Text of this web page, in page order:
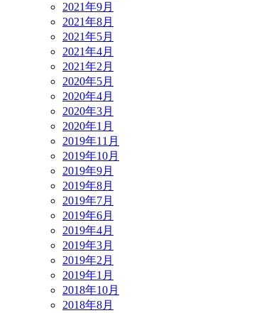
2021年9月
2021年8月
2021年5月
2021年4月
2021年2月
2020年5月
2020年4月
2020年3月
2020年1月
2019年11月
2019年10月
2019年9月
2019年8月
2019年7月
2019年6月
2019年4月
2019年3月
2019年2月
2019年1月
2018年10月
2018年8月